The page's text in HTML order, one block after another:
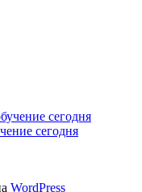
сегодня
WordPress